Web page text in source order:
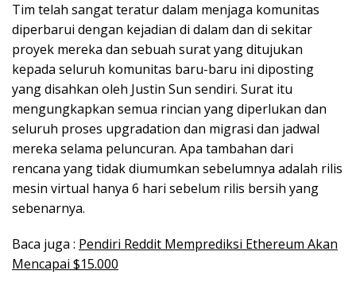
Tim telah sangat teratur dalam menjaga komunitas
diperbarui dengan kejadian di dalam dan di sekitar
proyek mereka dan sebuah surat yang ditujukan
kepada seluruh komunitas baru-baru ini diposting
yang disahkan oleh Justin Sun sendiri. Surat itu
mengungkapkan semua rincian yang diperlukan dan
seluruh proses upgradation dan migrasi dan jadwal
mereka selama peluncuran. Apa tambahan dari
rencana yang tidak diumumkan sebelumnya adalah rilis
mesin virtual hanya 6 hari sebelum rilis bersih yang
sebenarnya.
Baca juga : Pendiri Reddit Memprediksi Ethereum Akan
Mencapai $15.000